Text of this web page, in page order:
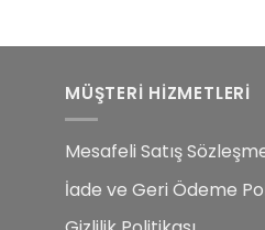
MÜŞTERİ HİZMETLERİ
Mesafeli Satış
İade ve Geri Ödeme